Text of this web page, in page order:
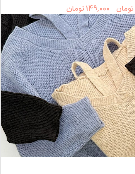
تومان–
149,000 تومان